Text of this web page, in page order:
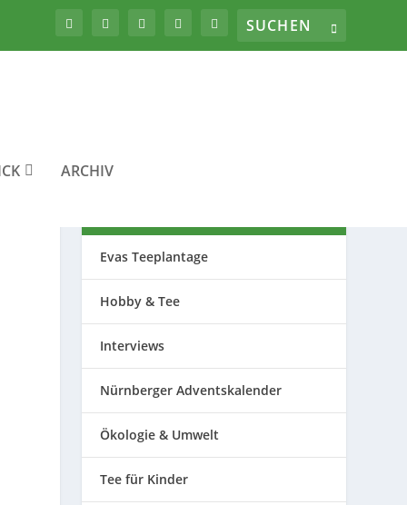
ARCHIV
Evas Teeplantage
Hobby & Tee
Interviews
Nürnberger Adventskalender
Ökologie & Umwelt
Tee für Kinder